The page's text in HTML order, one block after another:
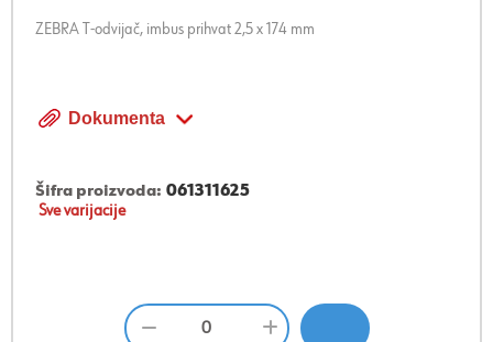
ZEBRA T-odvijač, imbus prihvat 2,5 x 174 mm
Dokumenta
Šifra proizvoda: 061311625
Sve varijacije